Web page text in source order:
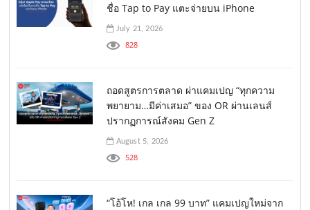
ชื่อ Tap to Pay แตะจ่ายบน iPhone
July 21, 2026
828
ถอดสูตรการตลาด ผ่าแคมเปญ “ทุกความ
พยายาม…มีค่าเสมอ” ของ OR ผ่านเลนส์
ปรากฏการณ์สังคม Gen Z
August 5, 2026
528
“โอ้โห! เกล เกล 99 บาท” แคมเปญใหม่จาก